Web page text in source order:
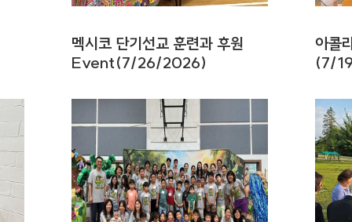
멕시코 단기선교 훈련과 후원
Event(7/26/2026)
아콜
(7/